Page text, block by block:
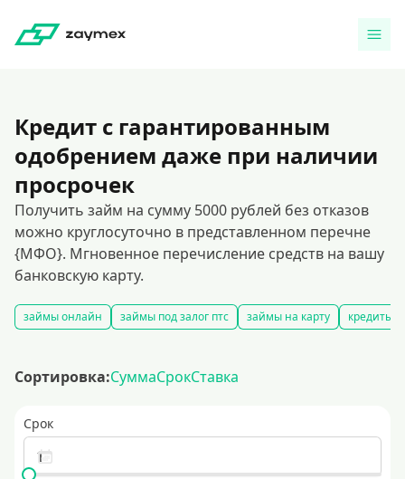
Кредит с гарантированным
одобрением даже при наличии
просрочек
Получить займ на сумму 5000 рублей без отказов
можно круглосуточно в представленном перечне
{МФО}. Мгновенное перечисление средств на вашу
банковскую карту.
займы онлайн займы под залог птс займы на карту кредиты и
Сортировка:СуммаСрокСтавка
Срок